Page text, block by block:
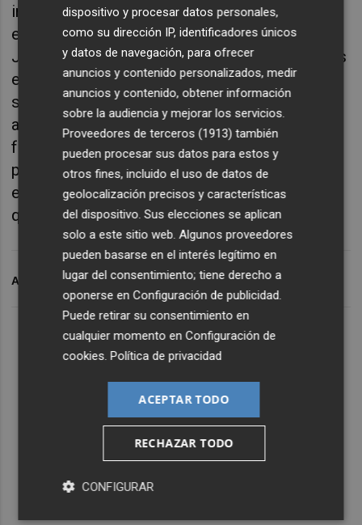
Lo Más Escuchado
Suscríbete al canal de
Whatsapp
Siempre al día de las últimas noticias
instrumento para ayudar y formar a futuros
empresarios". Otro de los retos es que
Jovempa sea una verdadero red de contactos
entre los asociados, que son 170, y que
surjan relaciones entre ellos y, además,
amistades. Albaladejo también pone en el
foco en la necesidad de que los nuevos
proyectos empresariales tengan un bueno
equipo y que conozca muy bien el sector a
que pretende dedicarse.
ARCHIVADO EN JOVEMPA ARTURO ALBADALEJO
dispositivo y procesar datos personales,
como su dirección IP, identificadores únicos
y datos de navegación, para ofrecer
anuncios y contenido personalizados, medir
anuncios y contenido, obtener información
sobre la audiencia y mejorar los servicios.
Proveedores de terceros (1913) también
pueden procesar sus datos para estos y
otros fines, incluido el uso de datos de
geolocalización precisos y características
del dispositivo. Sus elecciones se aplican
solo a este sitio web. Algunos proveedores
pueden basarse en el interés legítimo en
lugar del consentimiento; tiene derecho a
oponerse enConfiguración de publicidad
Puede retirar su consentimiento en
cualquier momento enConfiguración de
cookies .Política de privacidad
ACEPTAR TODO
RECHAZAR TODO
CONFIGURAR